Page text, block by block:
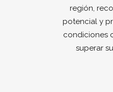
región,
potencial y
condiciones
superar